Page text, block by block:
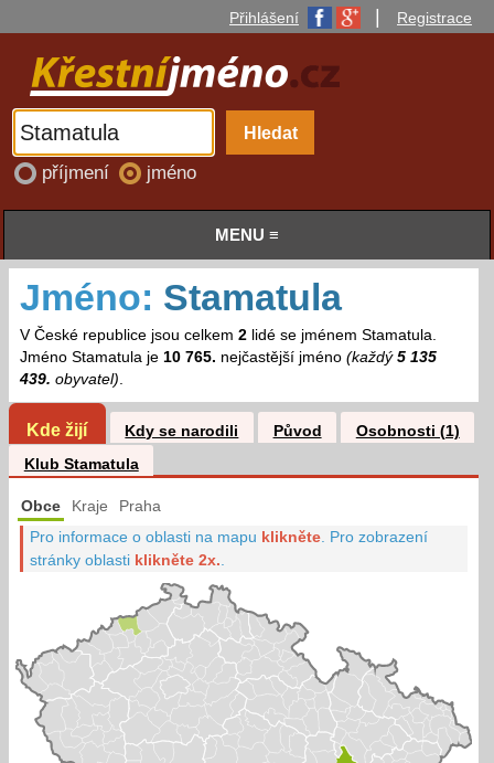
Přihlášení Registrace
příjmení jméno
MENU ≡
Jméno: Stamatula
V České republice jsou celkem 2lidé se jménem Stamatula.
Jméno Stamatula je 10 765. nejčastější jméno (každý 5 135
439. obyvatel).
Kde žijí Kdy se narodili Původ
Osobnosti (1)
Klub Stamatula
Obce Kraje Praha
Pro informace o oblasti na mapu klikněte Pro zobrazení
stránky oblasti klikněte 2x.